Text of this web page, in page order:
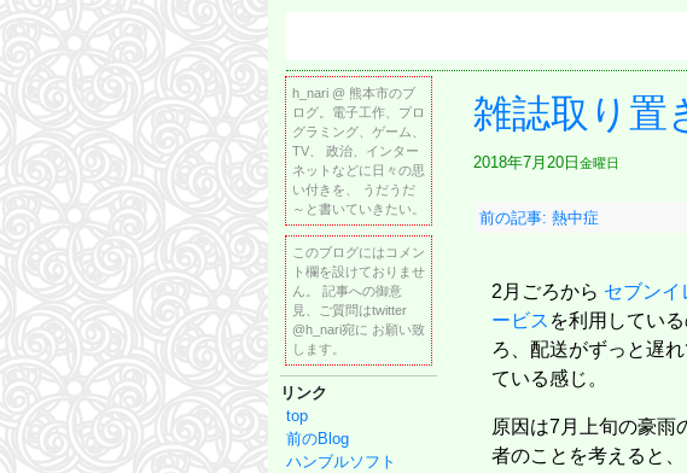
h_nari @ 熊本市のブ
ログ。電子工作、プロ
グラミング、ゲーム、
TV、 政治、インター
ネットなどに日々の思
い付きを、 うだうだ
～と書いていきたい。
このブログにはコメン
ト欄を設けておりませ
ん。 記事への御意
見、ご質問はtwitter
@h_nari宛に お願い致
します。
リンク
top
前のBlog
ハンブルソフト
雑誌取り置
2018年7月20日 金曜日
前の記事: 熱中症
2月ごろから セブンイ
ービス を利用してい
ろ、配送がずっと遅
ている感じ。
原因は7月上旬の豪雨
者のことを考えると